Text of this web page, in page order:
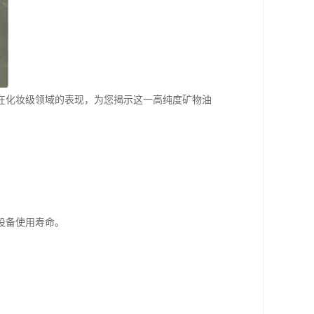
妆级领域的表现，为您揭示这一高纯度矿物油
使用寿命。